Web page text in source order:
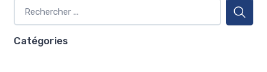
Catégories